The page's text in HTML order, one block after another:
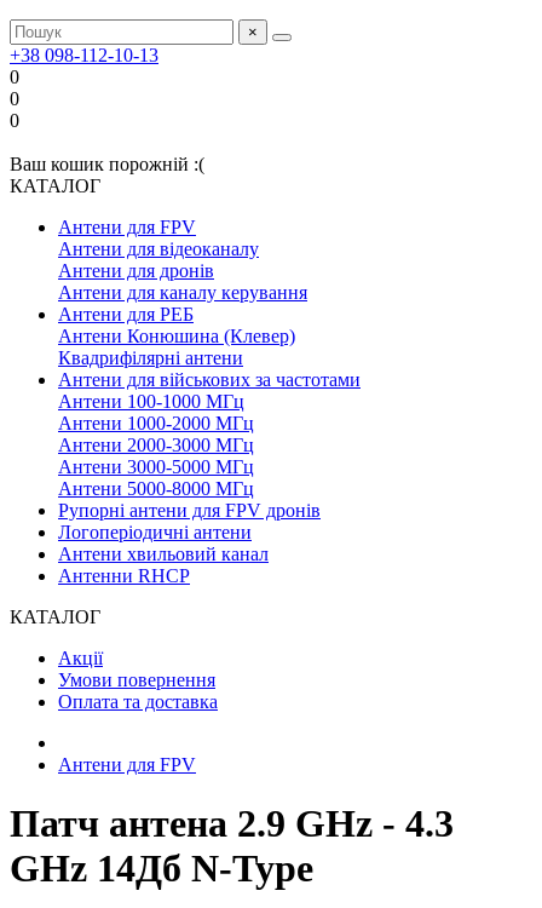
×
+38 098-112-10-13
0
0
0
Ваш кошик порожній :(
КАТАЛОГ
Антени для FPV
Антени для відеоканалу
Антени для дронів
Антени для каналу керування
Антени для РЕБ
Антени Конюшина (Клевер)
Квадрифілярні антени
Антени для військових за частотами
Антени 100-1000 МГц
Антени 1000-2000 МГц
Антени 2000-3000 МГц
Антени 3000-5000 МГц
Антени 5000-8000 МГц
Рупорні антени для FPV дронів
Логоперіодичні антени
Антени хвильовий канал
Антенни RHCP
КАТАЛОГ
Акції
Умови повернення
Оплата та доставка
Антени для FPV
Патч антена 2.9 GHz - 4.3
GHz 14Дб N-Type